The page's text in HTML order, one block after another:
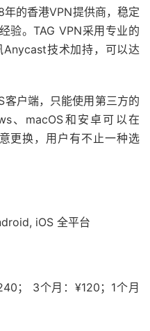
的香港VPN提供商，稳定
验。TAG VPN采用专业的
技术加持，可以达
客户端，只能使用第三方的
、macOS和安卓可以在
更换，用户有不止一种选
iOS 全平台
； 3个月：¥120；1个月